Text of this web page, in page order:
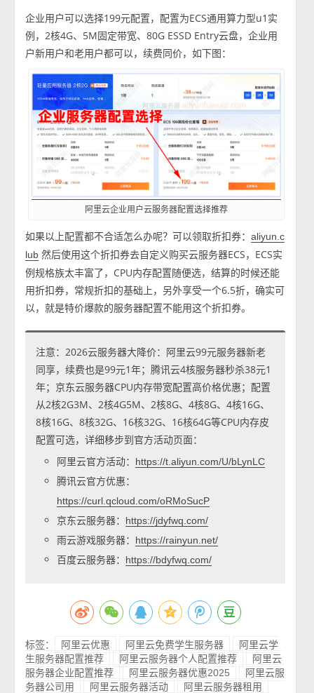
企业用户可以选择199元配置，配置为ECS通用算力型u1实
例，2核4G、5M固定带宽、80G ESSD Entry云盘，企业用
户新用户和老用户都可以，续费同价，如下图：
阿里云企业用户云服务器配置选择推荐
如果以上配置都不合适怎么办呢？可以领取折扣券：aliyun.c
lub 然后使用这个折扣券去自定义购买云服务器ECS，ECS实
例规格族太丰富了，CPU内存配置随便选，结算的时候还能
用折扣券，常规折扣的基础上，另外享受一个6.5折，确实可
以，就是特价爆款的服务器配置不能用这个折扣券。
注意：2026云服务器大降价：阿里云99元服务器新老
同享，续费也是99元1年；腾讯云4核服务器秒杀38元1
年；京东云服务器CPU内存带宽配置高价格优惠；配置
从2核2G3M、2核4G5M、2核8G、4核8G、4核16G、
8核16G、8核32G、16核32G、16核64G等CPU内存皮
配置可选，详细移步到官方活动页面：
阿里云官方活动：
https://t.aliyun.com/U/bLynLC
腾讯云官方优惠：
https://curl.qcloud.com/oRMoSucP
京东云服务器： https://jdyfwq.com/
雨云游戏服务器： https://rainyun.net/
百度云服务器： https://bdyfwq.com/
标签： 阿里云优惠 阿里云免费学生服务器
阿里云学
生服务器配置推荐
阿里云服务器个人配置推荐
阿里云
服务器企业配置推荐
阿里云服务器优惠2025
阿里云服
务器公司用
阿里云服务器活动
阿里云服务器租用